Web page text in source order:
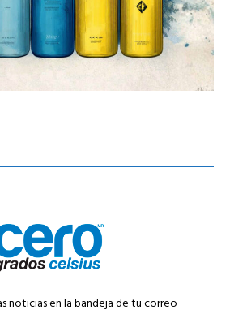
noticias en la bandeja de tu correo